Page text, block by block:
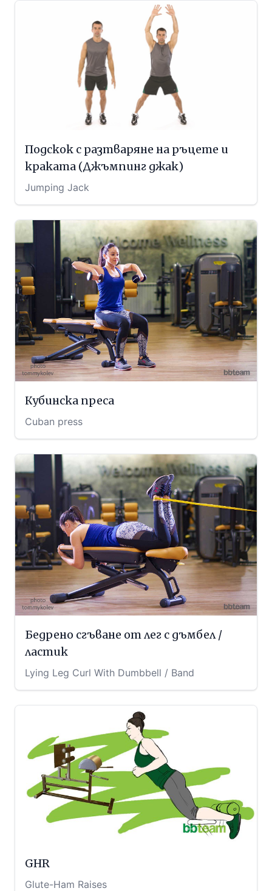
Подскок с разтваряне на ръцете и
краката (Джъмпинг джак)
Jumping Jack
Кубинска преса
Cuban press
Бедрено сгъване от лег с дъмбел /
ластик
Lying Leg Curl With Dumbbell / Band
GHR
Glute-Ham Raises